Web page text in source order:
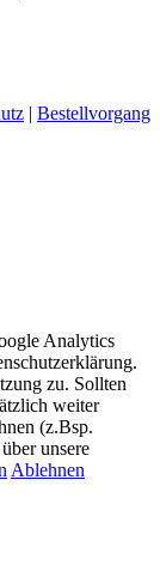
| Bestellvorgang
Analytics
zu. Sollten
weiter
(z.Bsp.
unsere
Ablehnen